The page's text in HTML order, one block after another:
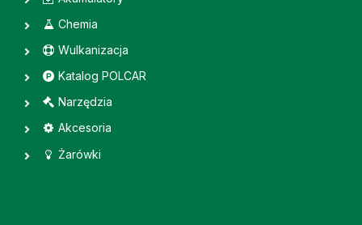
Chemia
Wulkanizacja
Katalog POLCAR
Narzędzia
Akcesoria
Żarówki